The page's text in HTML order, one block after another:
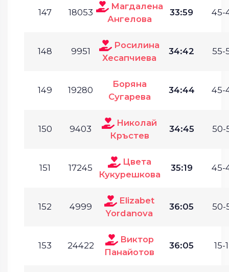
147 18053
Магдалена
Ангелова
33:59 45-
148 9951
Росилина
Хесапчиева
34:42 55-
149 19280
Боряна
Сугарева
34:44 45-
150 9403
Николай
Кръстев
34:45 50-
151 17245
Цвета
Кукурешкова
35:19 45-
152 4999
Elizabet
Yordanova
36:05 50-
153 24422
Виктор
Панайотов
36:05 15-